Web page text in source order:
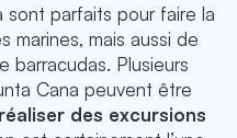
sont parfaits pour faire la
marines, mais aussi de
barracudas. Plusieurs
Cana peuvent être
réaliser des excursions